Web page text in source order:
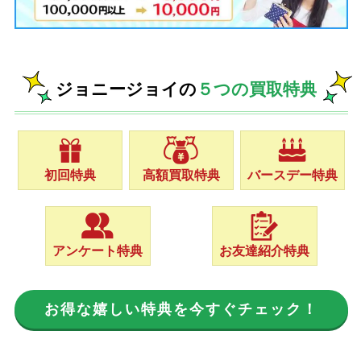
ジョニージョイの ５つの買取特典
初回特典 高額買取特典 バースデー特典
アンケート特典 お友達紹介特典
お得な嬉しい特典を今すぐチェック！